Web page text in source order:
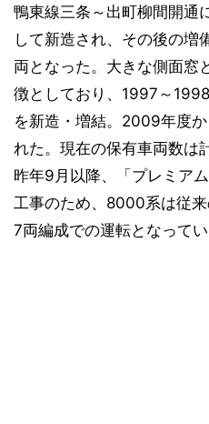
鴨東線三条～出町柳間開通
して新造され、その後の増
両となった。大きな側面窓
徴としており、1997～
を新造・増結。2009年度
れた。現在の保有車両数は
昨年9月以降、「プレミア
工事のため、8000系は従来
7両編成での運転となってい